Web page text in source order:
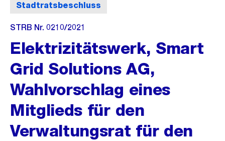
Stadtratsbeschluss
STRB Nr. 0210/2021
Elektrizitätswerk, Smart
Grid Solutions AG,
Wahlvorschlag eines
Mitglieds für den
Verwaltungsrat für den